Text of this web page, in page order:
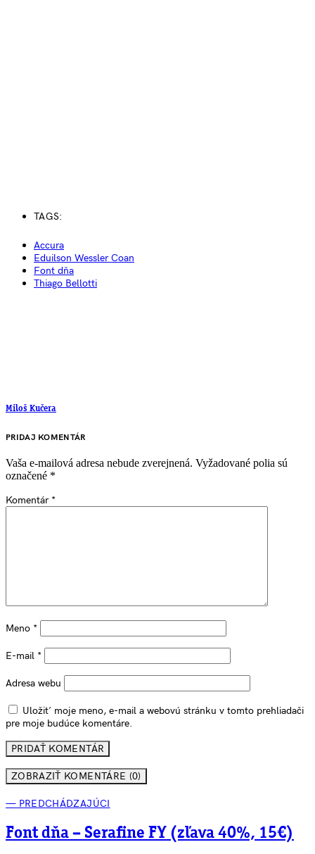
TAGS:
Accura
Eduilson Wessler Coan
Font dňa
Thiago Bellotti
Miloš Kučera
PRIDAJ KOMENTÁR
Vaša e-mailová adresa nebude zverejnená. Vyžadované polia sú
označené *
Komentár *
Meno *
E-mail *
Adresa webu
Uložiť moje meno, e-mail a webovú stránku v tomto prehliadači
pre moje budúce komentáre.
ZOBRAZIŤ KOMENTÁRE (0)
— PREDCHÁDZAJÚCI
Font dňa – Serafine FY (zľava 40%, 15€)